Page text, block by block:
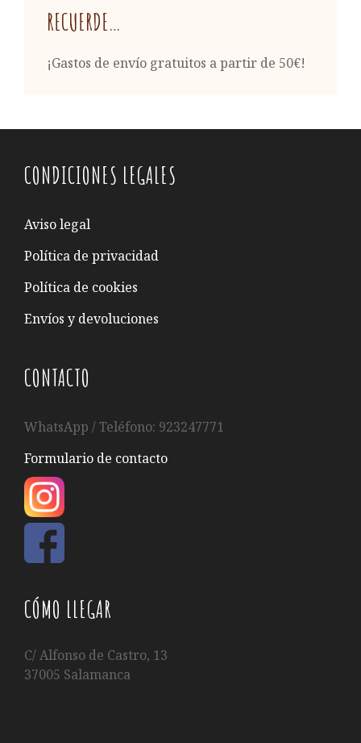
RECUERDE…
¡Gastos de envío gratuitos a partir de 50€!
CONDICIONES LEGALES
Aviso legal
Política de privacidad
Política de cookies
Envíos y devoluciones
CONTACTO
WhatsApp / Teléfono: 923247771
Formulario de contacto
CÓMO LLEGAR
C/ Alfonso de Castro, 13
37005 Salamanca